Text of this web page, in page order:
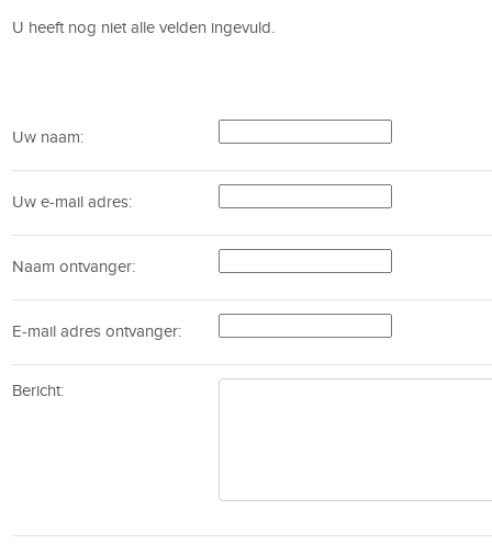
U heeft nog niet alle velden ingevuld.
Uw naam:
Uw e-mail adres:
Naam ontvanger:
E-mail adres ontvanger:
Bericht: